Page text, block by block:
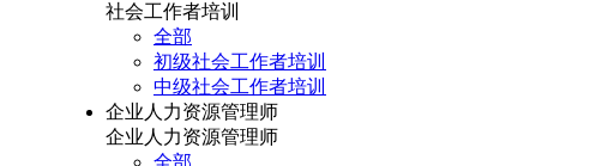
社会工作者培训
全部
初级社会工作者培训
中级社会工作者培训
企业人力资源管理师
企业人力资源管理师
全部